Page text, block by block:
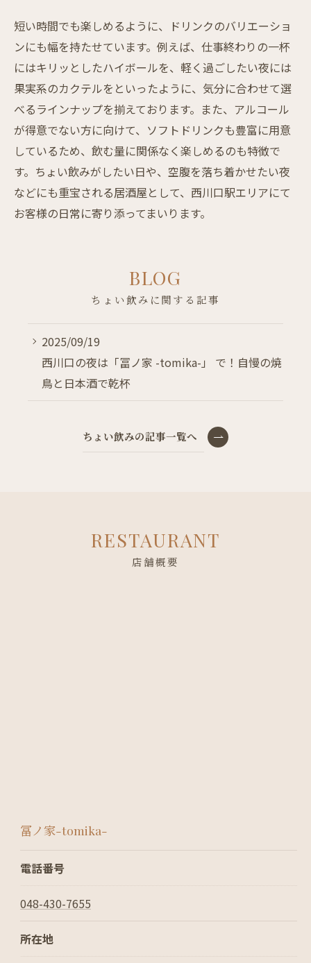
短い時間でも楽しめるように、ドリンクのバリエーショ
ンにも幅を持たせています。例えば、仕事終わりの一杯
にはキリッとしたハイボールを、軽く過ごしたい夜には
果実系のカクテルをといったように、気分に合わせて選
べるラインナップを揃えております。また、アルコール
が得意でない方に向けて、ソフトドリンクも豊富に用意
しているため、飲む量に関係なく楽しめるのも特徴で
す。ちょい飲みがしたい日や、空腹を落ち着かせたい夜
などにも重宝される居酒屋として、西川口駅エリアにて
お客様の日常に寄り添ってまいります。
BLOG
ちょい飲みに関する記事
2025/09/19
西川口の夜は「冨ノ家 -tomika-」 で！自慢の焼
鳥と日本酒で乾杯
ちょい飲みの記事一覧へ
RESTAURANT
店舗概要
冨ノ家-tomika-
電話番号
048-430-7655
所在地